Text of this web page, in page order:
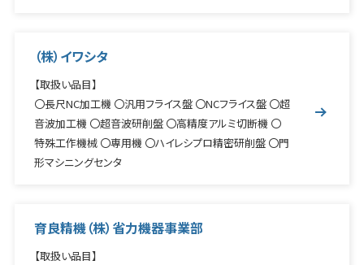
環境改善機器
切削・補要工具
測定・計測機器
流体機器
鉄骨加工機械
空調設備機器
（株）イワシタ
【取扱い品目】
〇長尺NC加工機 〇汎用フライス盤 〇NCフライス盤 〇超
音波加工機 〇超音波研削盤 〇高精度アルミ切断機 〇
特殊工作機械 〇専用機 〇ハイレシプロ精密研削盤 〇門
形マシニングセンタ
育良精機（株）省力機器事業部
【取扱い品目】